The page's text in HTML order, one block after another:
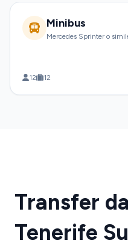
Minibus
Mercedes Sprinter o
12 12
Transfer
Tenerife